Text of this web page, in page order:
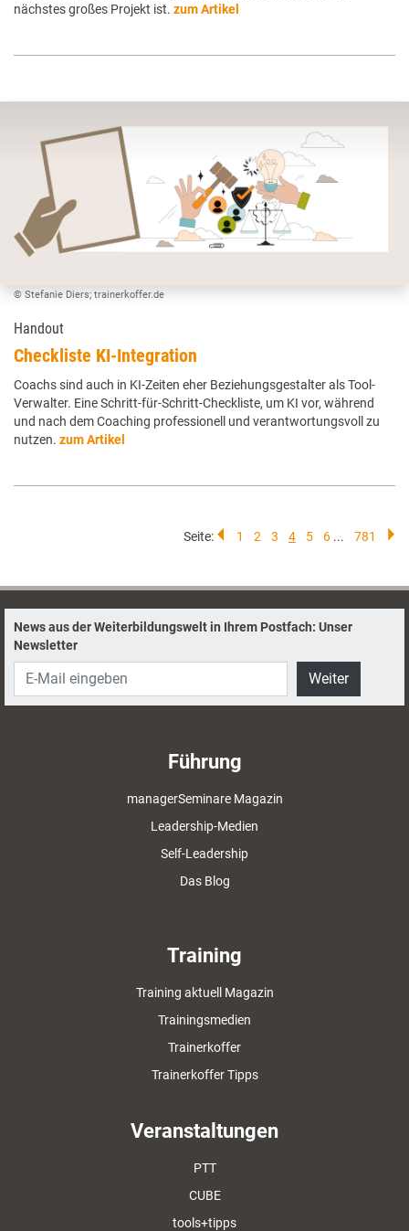
nächstes großes Projekt ist. zum Artikel
© Stefanie Diers; trainerkoffer.de
Handout
Checkliste KI-Integration
Coachs sind auch in KI-Zeiten eher Beziehungsgestalter als Tool-
Verwalter. Eine Schritt-für-Schritt-Checkliste, um KI vor, während
und nach dem Coaching professionell und verantwortungsvoll zu
nutzen. zum Artikel
Seite: 1 2 3 4 5 6 ... 781
News aus der Weiterbildungswelt in Ihrem Postfach: Unser
Newsletter
Weiter
Führung
managerSeminare Magazin
Leadership-Medien
Self-Leadership
Das Blog
Training
Training aktuell Magazin
Trainingsmedien
Trainerkoffer
Trainerkoffer Tipps
Veranstaltungen
PTT
CUBE
tools+tipps